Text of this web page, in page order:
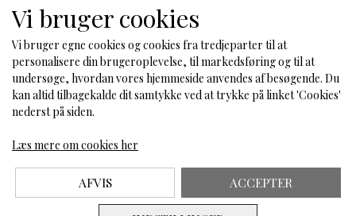
Mikrokrystallinsk cellulose, Calciumsalte af
citronsyre, Calciumcarbonat, Calciumsalte af
orthophosphorsyre, Calcium-L-ascorbat,
Løgekstrakt (Allium cepa L.), Fyldemidler
(Tværbunden natriumcarboxymethylcellulose,
Natriumcarboxymethylcellulose),
af fedtsyrer, Siliciumdioxid), Zinkbisglycinat,
Burm. f.), Appelsin (Citrus sinensis (L.) Osbeck),
Mandarin (Citrus reticulata Blanco), Grapefrugt
(Citrus x paradisi Macfad.)], Nikotinamid, Dextrin,
Cookies
Fortrydelse og reklamation
Sociale medier
Vi bruger cookies
Vi bruger egne cookies og cookies fra tredjeparter til at
personalisere din brugeroplevelse, til markedsføring og til at
undersøge, hvordan vores hjemmeside anvendes af besøgende. Du
kan altid tilbagekalde dit samtykke ved at trykke på linket 'Cookies'
nederst på siden.
Læs mere om cookies her
AFVIS ACCEPTER